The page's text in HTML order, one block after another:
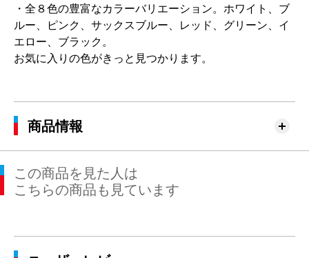
・全８色の豊富なカラーバリエーション。ホワイト、ブ
ルー、ピンク、サックスブルー、レッド、グリーン、イ
エロー、ブラック。
お気に入りの色がきっと見つかります。
商品情報
この商品を見た人は
こちらの商品も見ています